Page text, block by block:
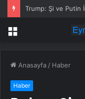
Trump: Şi ve Putin
Menü
Anasayfa / Haber
Haber